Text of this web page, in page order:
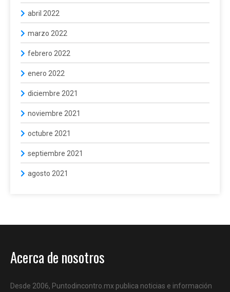
abril 2022
marzo 2022
febrero 2022
enero 2022
diciembre 2021
noviembre 2021
octubre 2021
septiembre 2021
agosto 2021
Acerca de nosotros
Desde 2006, Puntodincontro.mx publica noticias e información